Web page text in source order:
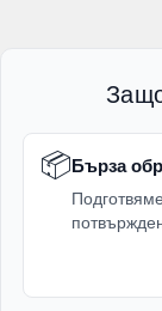
📦Бърза